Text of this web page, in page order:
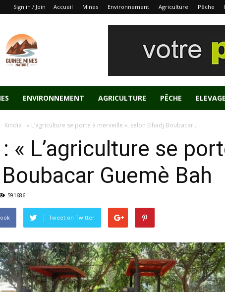
Sign in / Join Accueil Mines Environnement Agriculture Pêche
ENVIRONNEMENT AGRICULTURE PÊCHE ELEVAGE
Kindia : « L’agriculture se porte à merveille », selon Elhadj Boubacar...
« L’agriculture se
Guemè Bah
591686
Tweet on Twitter